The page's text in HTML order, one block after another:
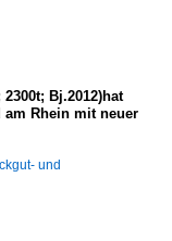
2300t; Bj.2012)hat
Rhein mit neuer
und